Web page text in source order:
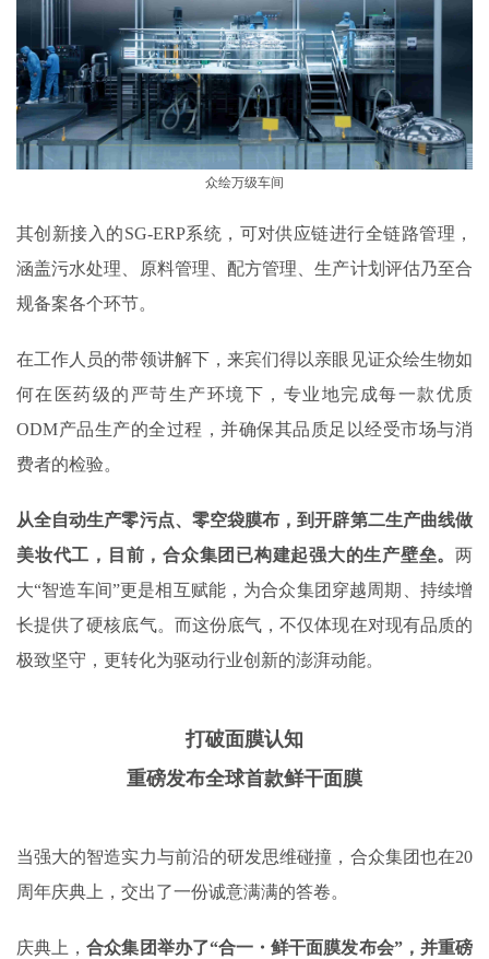
众绘万级车间
其创新接入的SG-ERP系统，可对供应链进行全链路管理，
涵盖污水处理、原料管理、配方管理、生产计划评估乃至合
规备案各个环节。
在工作人员的带领讲解下，来宾们得以亲眼见证众绘生物如
何在医药级的严苛生产环境下，专业地完成每一款优质
ODM产品生产的全过程，并确保其品质足以经受市场与消
费者的检验。
从全自动生产零污点、零空袋膜布，到开辟第二生产曲线做
美妆代工，目前，合众集团已构建起强大的生产壁垒。 两
大“智造车间”更是相互赋能，为合众集团穿越周期、持续增
长提供了硬核底气。而这份底气，不仅体现在对现有品质的
极致坚守，更转化为驱动行业创新的澎湃动能。
打破面膜认知
重磅发布全球首款鲜干面膜
当强大的智造实力与前沿的研发思维碰撞，合众集团也在20
周年庆典上，交出了一份诚意满满的答卷。
庆典上，合众集团举办了“合一・鲜干面膜发布会”，并重磅